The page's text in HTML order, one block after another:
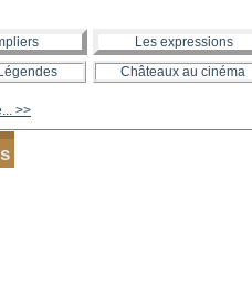
Les expressions
Châteaux au cinéma
>>